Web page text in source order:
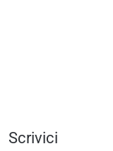
Scrivici